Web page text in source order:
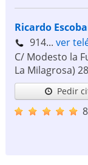
Ricardo
914... ver
C/ Modesto la
La Milagrosa)
Pedir